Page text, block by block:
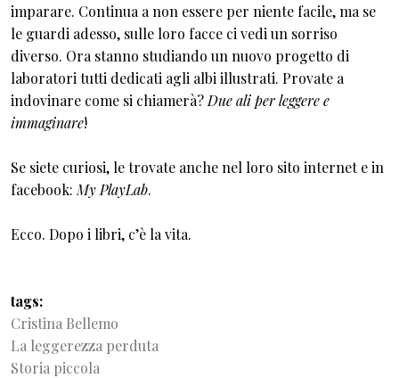
imparare. Continua a non essere per niente facile, ma se
le guardi adesso, sulle loro facce ci vedi un sorriso
diverso. Ora stanno studiando un nuovo progetto di
laboratori tutti dedicati agli albi illustrati. Provate a
indovinare come si chiamerà? Due ali per leggere e
immaginare!
Se siete curiosi, le trovate anche nel loro sito internet e in
facebook: My PlayLab.
Ecco. Dopo i libri, c’è la vita.
tags
Cristina Bellemo
La leggerezza perduta
Storia piccola